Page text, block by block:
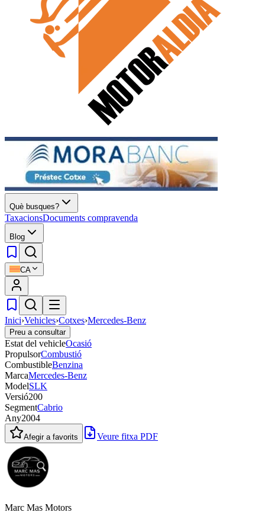
Què busques?
TaxacionsDocuments compravenda
Blog
CA
Inici›Vehicles›Cotxes›Mercedes-Benz
Preu a consultar
Estat del vehicleOcasió
PropulsorCombustió
CombustibleBenzina
MarcaMercedes-Benz
ModelSLK
Versió200
SegmentCabrio
Any2004
Afegir a favorits Veure fitxa PDF
Marc Mas Motors